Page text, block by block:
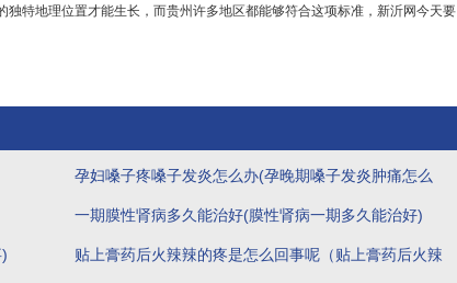
独特地理位置才能生长，而贵州许多地区都能够符合这项标准，新沂网今天要
孕妇嗓子疼嗓子发炎怎么办(孕晚期嗓子发炎肿痛怎么
办)
一期膜性肾病多久能治好(膜性肾病一期多久能治好)
贴上膏药后火辣辣的疼是怎么回事呢（贴上膏药后火辣